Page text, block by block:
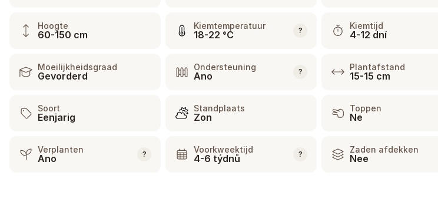
Hoogte
60-150 cm
Kiemtemperatuur
18-22 °C ? Kiemtijd
4-12 dní
Moeilijkheidsgraad
Gevorderd
Ondersteuning
Ano ? Plantafstand
15-15 cm
Soort
Eenjarig
Standplaats
Zon
Toppen
Ne
Verplanten
Ano ? Voorkweektijd
4-6 týdnů ? Zaden afdekken
Nee